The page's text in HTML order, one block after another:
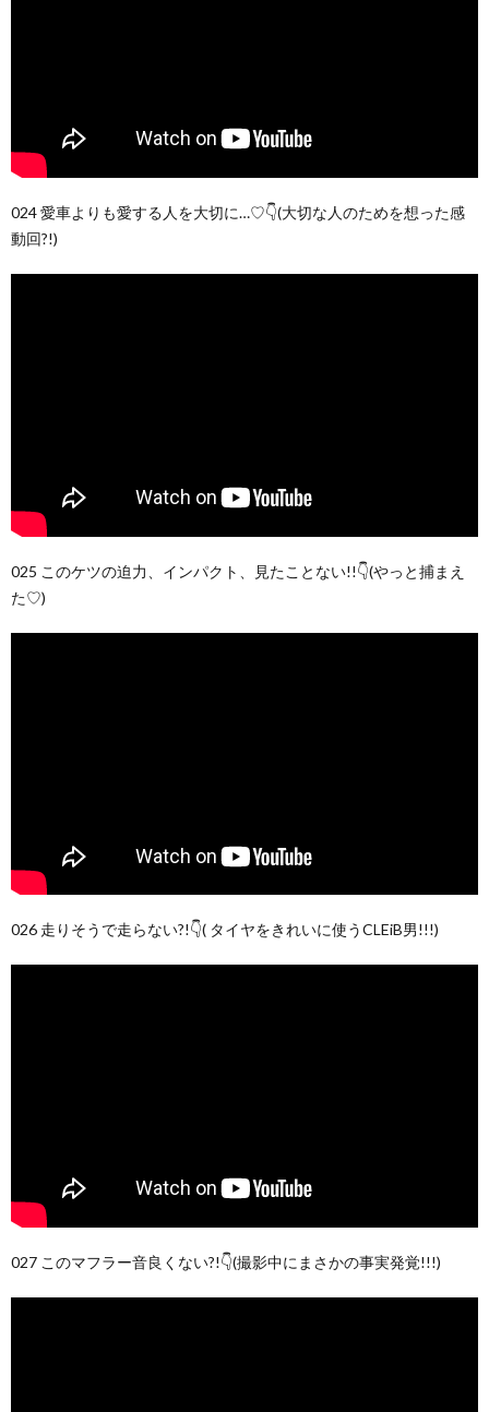
024 愛車よりも愛する人を大切に…♡👇(大切な人のためを想った感
動回?!)
025 このケツの迫力、インパクト、見たことない!!👇(やっと捕まえ
た♡)
026 走りそうで走らない?!👇( タイヤをきれいに使うCLEiB男!!!)
027 このマフラー音良くない?!👇(撮影中にまさかの事実発覚!!!)